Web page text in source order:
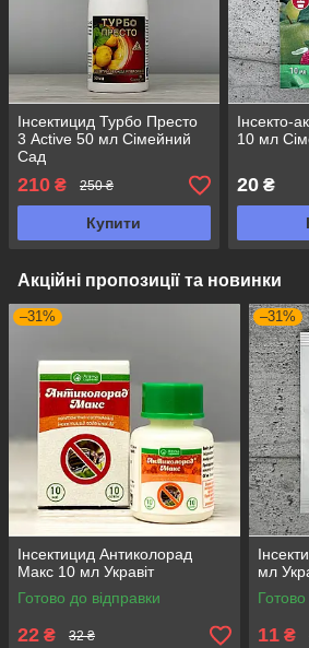
Інсектицид Турбо Престо
3 Active 50 мл Сімейний
Сад
210 ₴ 250 ₴
Купити
Інсекто-
10 мл
20₴
Акційні пропозиції та новинки
–31%
Інсектицид Антиколорад
Макс 10 мл Укравіт
Готово до відправки
22 ₴ 32 ₴
–31%
мл
11 ₴